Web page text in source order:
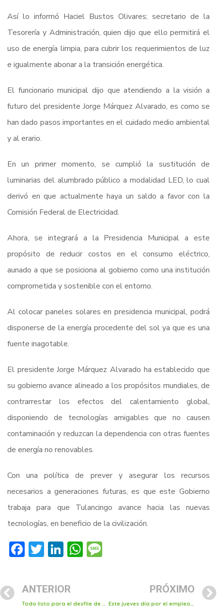
Así lo informó Haciel Bustos Olivares; secretario de la
Tesorería y Administración, quien dijo que ello permitirá el
uso de energía limpia, para cubrir los requerimientos de luz
e igualmente abonar a la transición energética.
El funcionario municipal dijo que atendiendo a la visión a
futuro del presidente Jorge Márquez Alvarado, es como se
han dado pasos importantes en el cuidado medio ambiental
y al erario.
En un primer momento, se cumplió la sustitución de
luminarias del alumbrado público a modalidad LED, lo cual
derivó en que actualmente haya un saldo a favor con la
Comisión Federal de Electricidad.
Ahora, se integrará a la Presidencia Municipal a este
propósito de reducir costos en el consumo eléctrico,
aunado a que se posiciona al gobierno como una institución
comprometida y sostenible con el entorno.
Al colocar paneles solares en presidencia municipal, podrá
disponerse de la energía procedente del sol ya que es una
fuente inagotable.
El presidente Jorge Márquez Alvarado ha establecido que
su gobierno avance alineado a los propósitos mundiales, de
contrarrestar los efectos del calentamiento global,
disponiendo de tecnologías amigables que no causen
contaminación y reduzcan la dependencia con otras fuentes
de energía no renovables.
Con una política de prever y asegurar los recursos
necesarios a generaciones futuras, es que este Gobierno
trabaja para que Tulancingo avance hacia las nuevas
tecnologías, en beneficio de la civilización.
Facebook
Twitter
LinkedIn
WhatsApp
ANTERIOR
Todo listo para el desfile de catrinas y catrines en Tulancingo
PRÓXIMO
Este jueves día por el empleo en Tulancingo